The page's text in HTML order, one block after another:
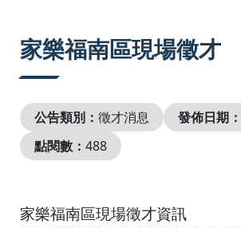
家樂福南區現場徵才
公告類別： 徵才消息 發佈日期：
點閱數： 488
家樂福南區現場徵才資訊